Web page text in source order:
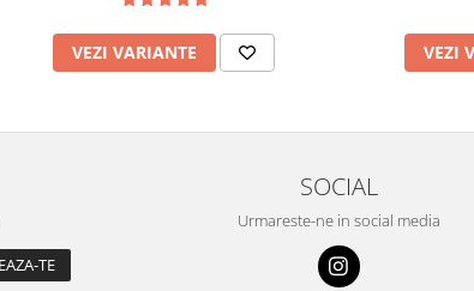
VEZI VARIANTE VEZI
SOCIAL
Urmareste-ne in social media